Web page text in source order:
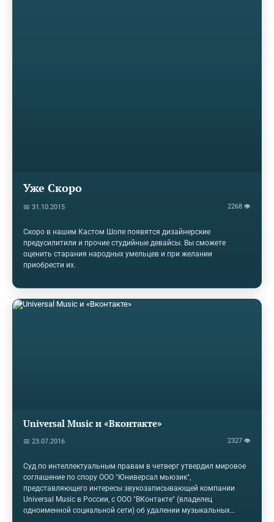
Уже Скоро
📅 31.10.2015 2268 👁
Скоро в нашем Кастом Шопе появятся дизайнерские
предусилитили и прочие студийные девайсы. Вы сможете
оценить старания народных умельцев и при желании
приобрести их.
Universal Music и «Вконтакте»
📅 23.07.2016 2327 👁
Суд по интеллектуальным правам в четверг утвердил мировое
соглашение по спору ООО "Юниверсал мьюзик",
представляющего интересы звукозаписывающей компании
Universal Music в России, с ООО "ВКонтакте" (владелец
одноименной социальной сети) об удалении музыкальных